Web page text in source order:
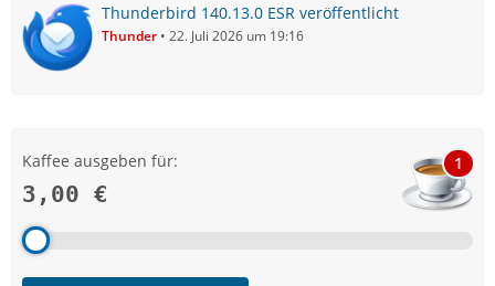
Thunderbird 140.13.0 ESR veröffentlicht
Thunder 22. Juli 2026 um 19:16
Kaffee ausgeben für:
3,00 €
1